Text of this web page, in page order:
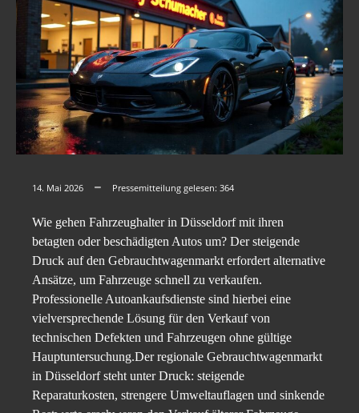
14. Mai 2026 Pressemitteilung gelesen: 364
Wie gehen Fahrzeughalter in Düsseldorf mit ihren
betagten oder beschädigten Autos um? Der steigende
Druck auf den Gebrauchtwagenmarkt erfordert alternative
Ansätze, um Fahrzeuge schnell zu verkaufen.
Professionelle Autoankaufsdienste sind hierbei eine
vielversprechende Lösung für den Verkauf von
technischen Defekten und Fahrzeugen ohne gültige
Hauptuntersuchung.Der regionale Gebrauchtwagenmarkt
in Düsseldorf steht unter Druck: steigende
Reparaturkosten, strengere Umweltauflagen und sinkende